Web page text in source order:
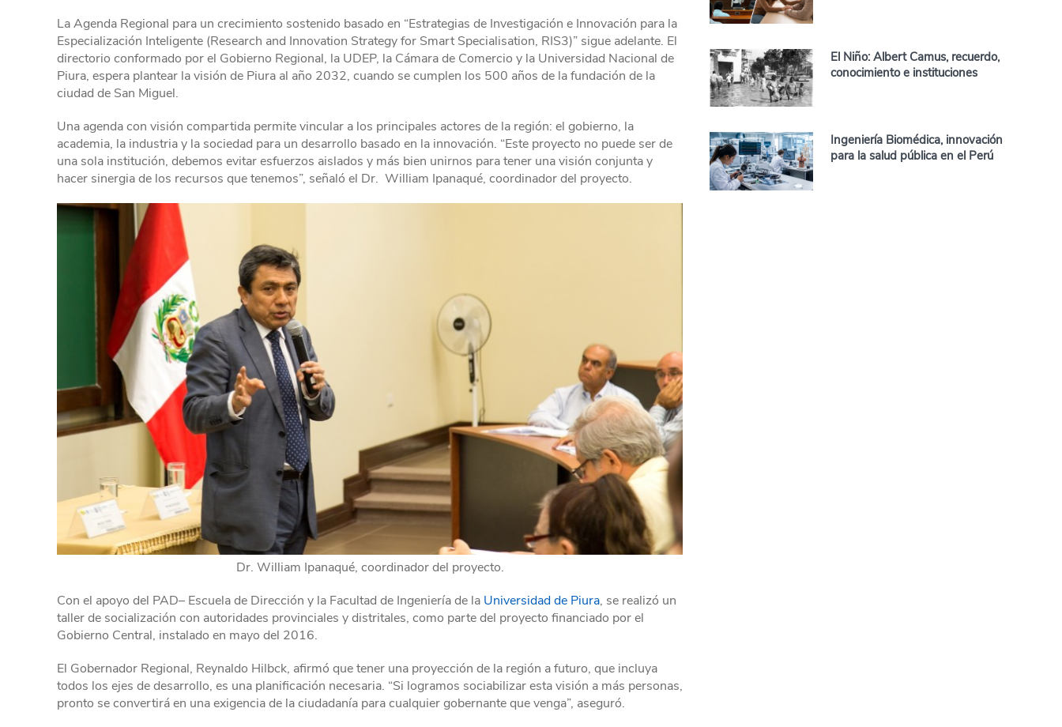
La Agenda Regional para un crecimiento sostenido basado en “Estrategias de Investigación e Innovación para la
Especialización Inteligente (Research and Innovation Strategy for Smart Specialisation, RIS3)” sigue adelante. El
directorio conformado por el Gobierno Regional, la UDEP, la Cámara de Comercio y la Universidad Nacional de
Piura, espera plantear la visión de Piura al año 2032, cuando se cumplen los 500 años de la fundación de la
ciudad de San Miguel.
Una agenda con visión compartida permite vincular a los principales actores de la región: el gobierno, la
academia, la industria y la sociedad para un desarrollo basado en la innovación. “Este proyecto no puede ser de
una sola institución, debemos evitar esfuerzos aislados y más bien unirnos para tener una visión conjunta y
hacer sinergia de los recursos que tenemos”, señaló el Dr. William Ipanaqué, coordinador del proyecto.
Dr. William Ipanaqué, coordinador del proyecto.
Con el apoyo del PAD– Escuela de Dirección y la Facultad de Ingeniería de la Universidad de Piura, se realizó un
taller de socialización con autoridades provinciales y distritales, como parte del proyecto financiado por el
Gobierno Central, instalado en mayo del 2016.
El Gobernador Regional, Reynaldo Hilbck, afirmó que tener una proyección de la región a futuro, que incluya
todos los ejes de desarrollo, es una planificación necesaria. “Si logramos sociabilizar esta visión a más personas,
pronto se convertirá en una exigencia de la ciudadanía para cualquier gobernante que venga”, aseguró.
El Niño: Albert Camus, recuerdo,
conocimiento e instituciones
Ingeniería Biomédica, innovación
para la salud pública en el Perú